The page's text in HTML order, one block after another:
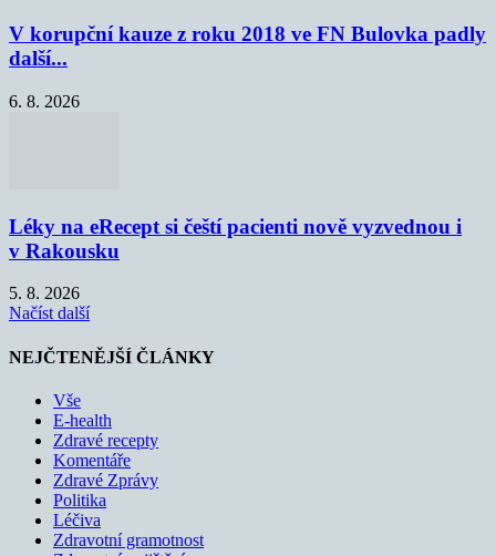
V korupční kauze z roku 2018 ve FN Bulovka padly
další...
6. 8. 2026
Léky na eRecept si čeští pacienti nově vyzvednou i
v Rakousku
5. 8. 2026
Načíst další
NEJČTENĚJŠÍ ČLÁNKY
Vše
E-health
Zdravé recepty
Komentáře
Zdravé Zprávy
Politika
Léčiva
Zdravotní gramotnost